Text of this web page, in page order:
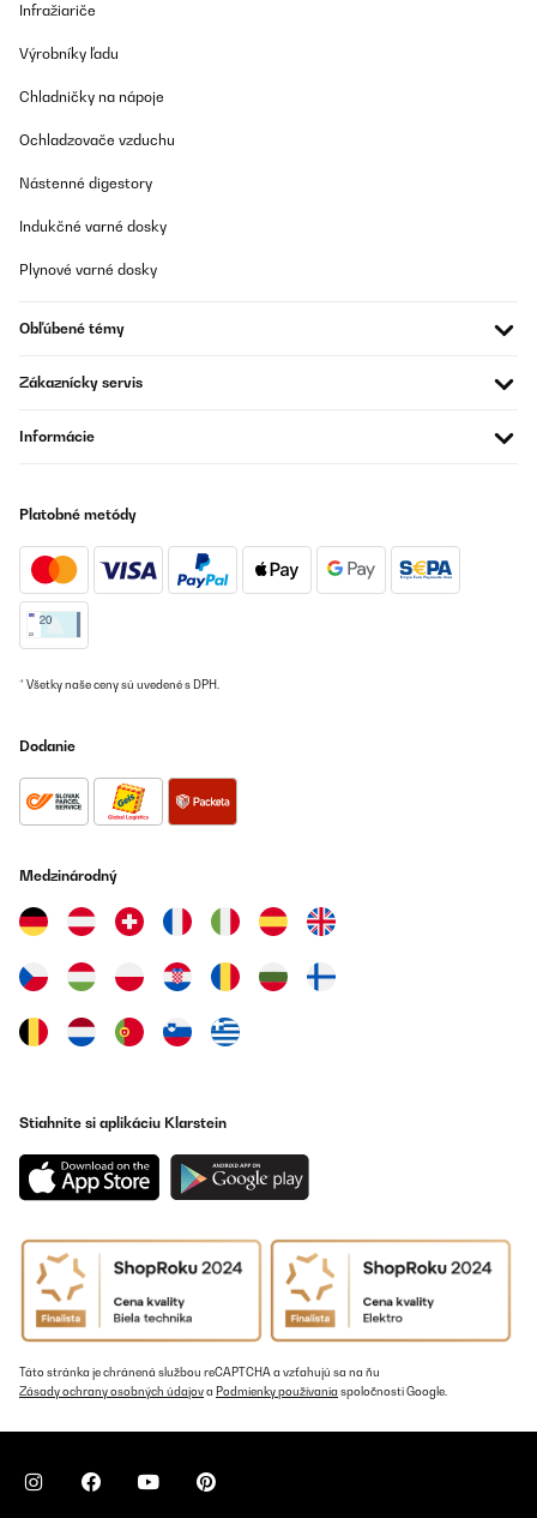
Infražiariče
Výrobníky ľadu
Chladničky na nápoje
Ochladzovače vzduchu
Nástenné digestory
Indukčné varné dosky
Plynové varné dosky
Obľúbené témy
Zákaznícky servis
Informácie
Platobné metódy
* Všetky naše ceny sú uvedené s DPH.
Dodanie
Medzinárodný
Stiahnite si aplikáciu Klarstein
Táto stránka je chránená službou reCAPTCHA a vzťahujú sa na ňu
Zásady ochrany osobných údajova Podmienky používania spoločnosti Google.